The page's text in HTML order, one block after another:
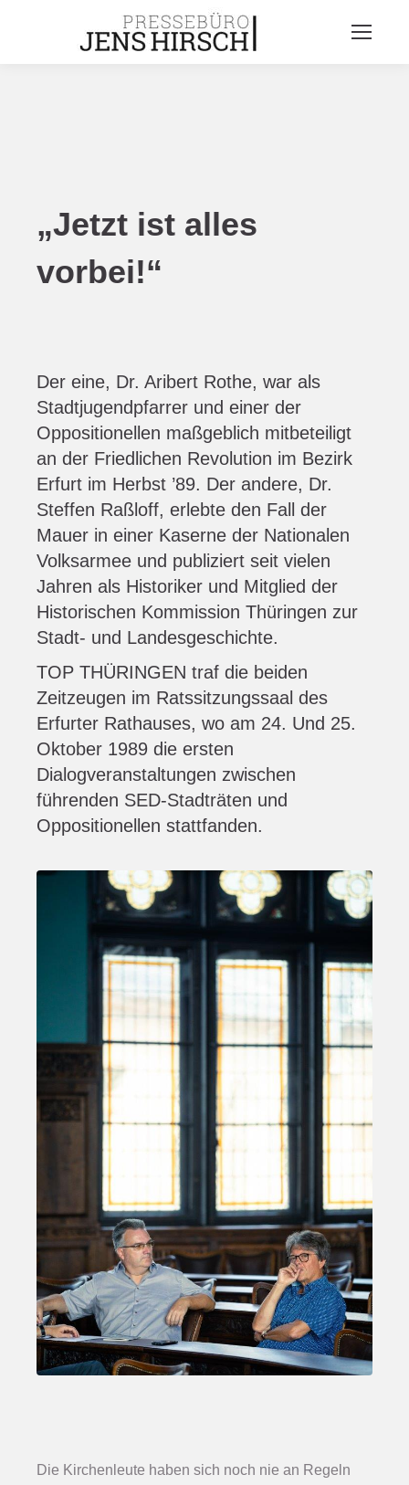
„Jetzt ist alles
vorbei!“
Der eine, Dr. Aribert Rothe, war als
Stadtjugendpfarrer und einer der
Oppositionellen maßgeblich mitbeteiligt
an der Friedlichen Revolution im Bezirk
Erfurt im Herbst ’89. Der andere, Dr.
Steffen Raßloff, erlebte den Fall der
Mauer in einer Kaserne der Nationalen
Volksarmee und publiziert seit vielen
Jahren als Historiker und Mitglied der
Historischen Kommission Thüringen zur
Stadt- und Landesgeschichte.
TOP THÜRINGEN traf die beiden
Zeitzeugen im Ratssitzungssaal des
Erfurter Rathauses, wo am 24. Und 25.
Oktober 1989 die ersten
Dialogveranstaltungen zwischen
führenden SED-Stadträten und
Oppositionellen stattfanden.
Die Kirchenleute haben sich noch nie an Regeln